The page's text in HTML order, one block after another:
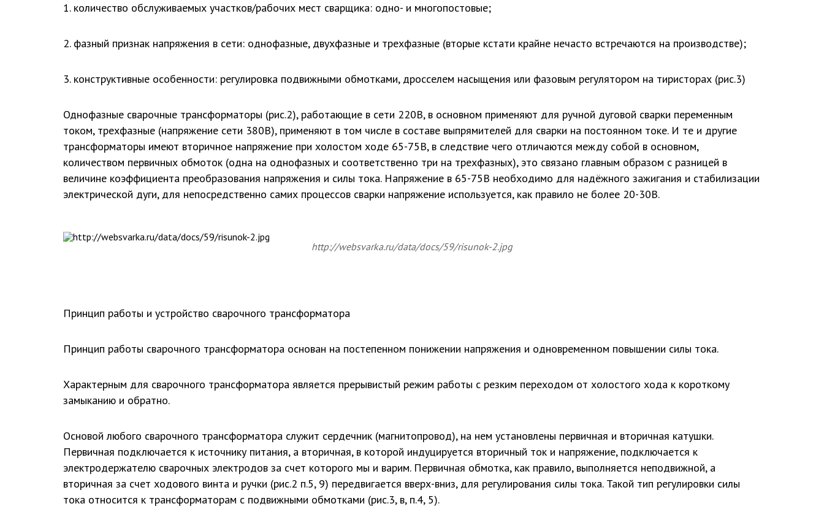
1. количество обслуживаемых участков/рабочих мест сварщика: одно- и многопостовые;
2. фазный признак напряжения в сети: однофазные, двухфазные и трехфазные (вторые кстати крайне нечасто встречаются на производстве);
3. конструктивные особенности: регулировка подвижными обмотками, дросселем насыщения или фазовым регулятором на тиристорах (рис.3)
Однофазные сварочные трансформаторы (рис.2), работающие в сети 220В, в основном применяют для ручной дуговой сварки переменным
током, трехфазные (напряжение сети 380В), применяют в том числе в составе выпрямителей для сварки на постоянном токе. И те и другие
трансформаторы имеют вторичное напряжение при холостом ходе 65-75В, в следствие чего отличаются между собой в основном,
количеством первичных обмоток (одна на однофазных и соответственно три на трехфазных), это связано главным образом с разницей в
величине коэффициента преобразования напряжения и силы тока. Напряжение в 65-75В необходимо для надёжного зажигания и стабилизации
электрической дуги, для непосредственно самих процессов сварки напряжение используется, как правило не более 20-30В.
http://websvarka.ru/data/docs/59/risunok-2.jpg
Принцип работы и устройство сварочного трансформатора
Принцип работы сварочного трансформатора основан на постепенном понижении напряжения и одновременном повышении силы тока.
Характерным для сварочного трансформатора является прерывистый режим работы с резким переходом от холостого хода к короткому
замыканию и обратно.
Основой любого сварочного трансформатора служит сердечник (магнитопровод), на нем установлены первичная и вторичная катушки.
Первичная подключается к источнику питания, а вторичная, в которой индуцируется вторичный ток и напряжение, подключается к
электродержателю сварочных электродов за счет которого мы и варим. Первичная обмотка, как правило, выполняется неподвижной, а
вторичная за счет ходового винта и ручки (рис.2 п.5, 9) передвигается вверх-вниз, для регулирования силы тока. Такой тип регулировки силы
тока относится к трансформаторам с подвижными обмотками (рис.3, в, п.4, 5).